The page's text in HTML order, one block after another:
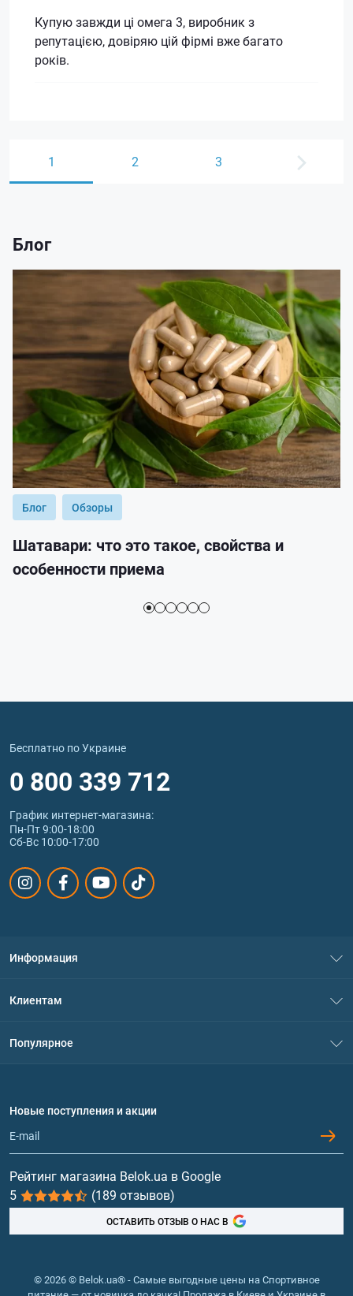
Купую завжди ці омега 3, виробник з
репутацією, довіряю цій фірмі вже багато
років.
1 2 3
Блог
Блог Обзоры
Шатавари: что это такое, свойства и
особенности приема
Бесплатно по Украине
0 800 339 712
График интернет‑магазина:
Пн-Пт 9:00-18:00
Сб-Вс 10:00-17:00
Информация
Политика конфиденциальности
Обмен и возврат
Клиентам
Популярное
Протеин
Гейнеры
Витамины и минералы
Рыбий жир, жирные кислоты
Новые поступления и акции
Рейтинг магазина Belok.ua в Google
5
(189 отзывов)
ОСТАВИТЬ ОТЗЫВ О НАС В
© 2026 © Belok.ua® - Самые выгодные цены на Спортивное